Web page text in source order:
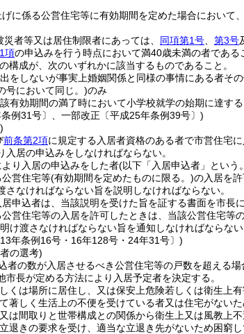
に係る公営住宅等に有効期間を定めた場合において
災者等又は居住制限者にあっては、 同項第1号 第3号
項の申込みを行う時点において満40歳未満の者である
構成が、次のいずれかに該当するものであること。
をしないが事実上婚姻関係と同様の事情にある者その
号において同じ。)のみ
有効期間の満了時において小学校就学の始期に達す
例31号〕、一部改正〔平成25年条例39号〕)
前条第2項に規定する入居者資格のある者で市営住宅
居の申込みをしなければならない。
り入居の申込みをした者(以下「入居申込者」という
営住宅等(有効期間を定めたものに限る。)の入居を
さなければならない旨を説明しなければならない。
申込者は、当該説明を受けた旨を証する書面を市長
営住宅等の入居を許可したときは、当該公営住宅等
け渡さなければならない旨を通知しなければならない
年条例16号・16年128号・24年31号〕)
の選考)
者の数が入居させるべき公営住宅等の戸数を超える
市長が定める方法により入居予定者を決定する。
くは場所に居住し、又は保安上危険若しくは衛生上
著しく生活上の不便を受けている者又は住宅がない
は間取りと世帯構成との関係から衛生上又は風教上
退きの要求を受け、適当な立退き先がないため困窮